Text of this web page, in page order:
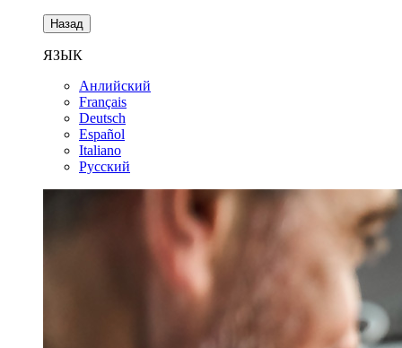
Назад
ЯЗЫК
Анлийский
Français
Deutsch
Español
Italiano
Русский